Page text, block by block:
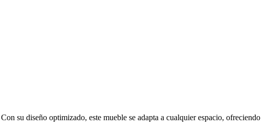
su diseño optimizado, este mueble se adapta a cualquier espacio, ofreciendo